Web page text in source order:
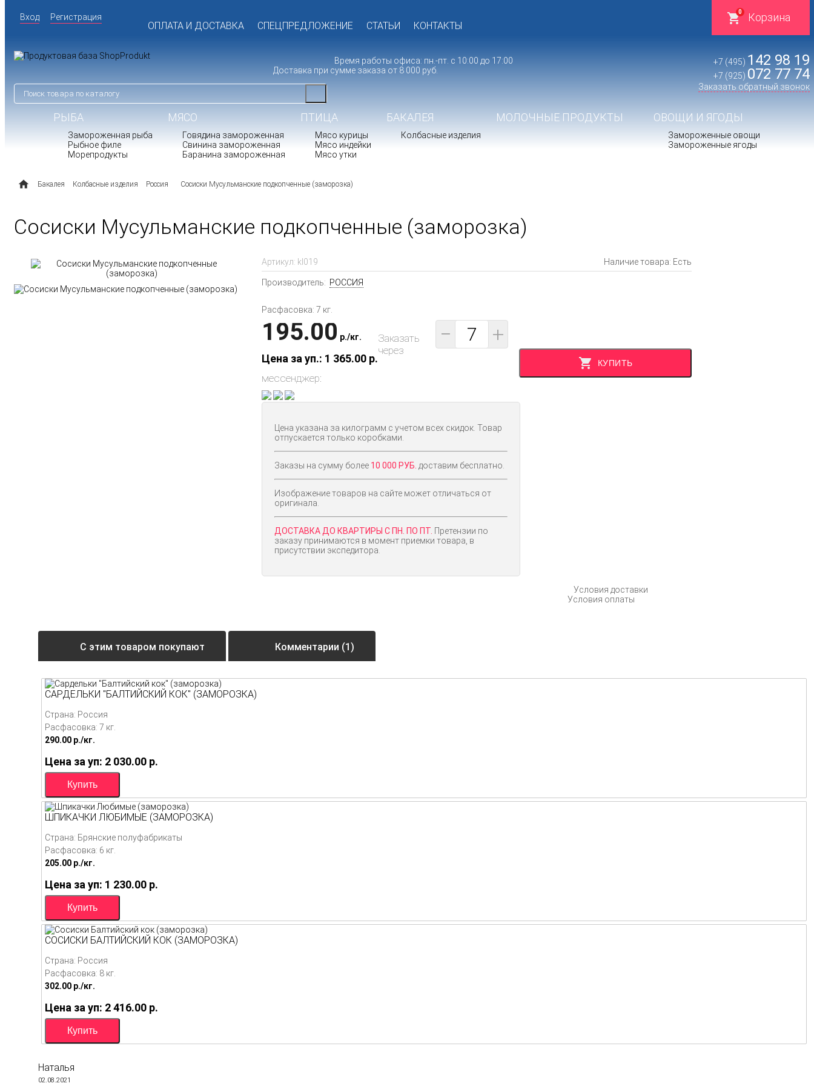
Корзина
0
Вход Регистрация
ОПЛАТА И ДОСТАВКА СПЕЦПРЕДЛОЖЕНИЕ СТАТЬИ КОНТАКТЫ
+7 (495) 142 98 19
+7 (925) 072 77 74
Заказать обратный звонок
Время работы офиса: пн.-пт. с 10:00 до 17:00
Доставка при сумме заказа от 8 000 руб.
РЫБА
Замороженная рыба
Рыбное филе
Морепродукты
МЯСО
Говядина замороженная
Свинина замороженная
Баранина замороженная
ПТИЦА
Мясо курицы
Мясо индейки
Мясо утки
БАКАЛЕЯ
Колбасные изделия
МОЛОЧНЫЕ ПРОДУКТЫ ОВОЩИ И ЯГОДЫ
Замороженные овощи
Замороженные ягоды
Бакалея Колбасные изделия Россия Сосиски Мусульманские подкопченные (заморозка)
Сосиски Мусульманские подкопченные (заморозка)
Артикул: kl019 Наличие товара: Есть
Производитель: РОССИЯ
Расфасовка: 7 кг.
195.00 p./кг.
Цена за уп.: 1 365.00 p.
− +
КУПИТЬ
Заказать
через
мессенджер:
Цена указана за килограмм с учетом всех скидок. Товар
отпускается только коробками.
Заказы на сумму более 10 000 РУБ. доставим бесплатно.
Изображение товаров на сайте может отличаться от
оригинала.
ДОСТАВКА ДО КВАРТИРЫ С ПН. ПО ПТ. Претензии по
заказу принимаются в момент приемки товара, в
присутствии экспедитора.
Условия доставки
Условия оплаты
С этим товаром покупают Комментарии (1)
САРДЕЛЬКИ "БАЛТИЙСКИЙ КОК" (ЗАМОРОЗКА)
Страна: Россия
Расфасовка: 7 кг.
290.00 p./кг.
Цена за уп: 2 030.00 p.
ШПИКАЧКИ ЛЮБИМЫЕ (ЗАМОРОЗКА)
Страна: Брянские полуфабрикаты
Расфасовка: 6 кг.
205.00 p./кг.
Цена за уп: 1 230.00 p.
СОСИСКИ БАЛТИЙСКИЙ КОК (ЗАМОРОЗКА)
Страна: Россия
Расфасовка: 8 кг.
302.00 p./кг.
Цена за уп: 2 416.00 p.
Наталья
02.08.2021